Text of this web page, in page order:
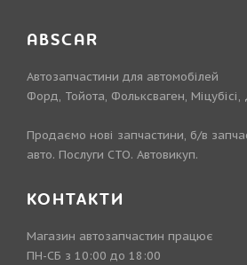
ABSCAR
Автозапчастини для автомобілей
Форд, Тойота, Фольксваген,
Продаємо нові запчастини, б/в
авто. Послуги СТО. Автовикуп.
КОНТАКТИ
Магазин автозапчастин працює
ПН-СБ з 10:00 до 18:00